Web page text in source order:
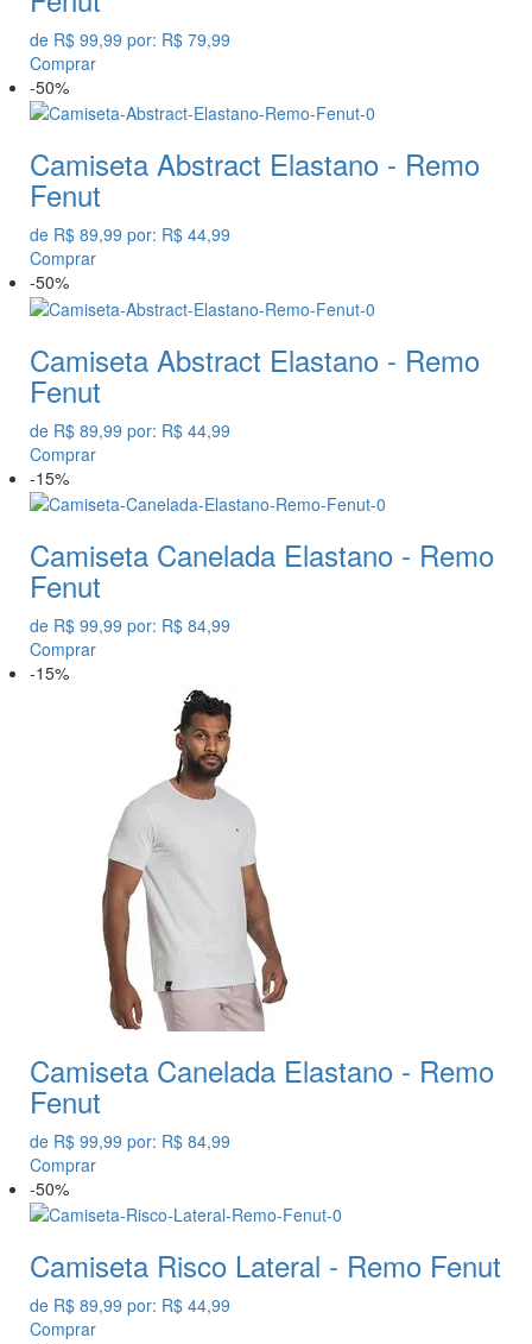
de R$ 99,99 por: R$ 79,99
Comprar
-50%
Camiseta Abstract Elastano - Remo
Fenut
de R$ 89,99 por: R$ 44,99
Comprar
-50%
Camiseta Abstract Elastano - Remo
Fenut
de R$ 89,99 por: R$ 44,99
Comprar
-15%
Camiseta Canelada Elastano - Remo
Fenut
de R$ 99,99 por: R$ 84,99
Comprar
-15%
Camiseta Canelada Elastano - Remo
Fenut
de R$ 99,99 por: R$ 84,99
Comprar
-50%
Camiseta Risco Lateral - Remo Fenut
de R$ 89,99 por: R$ 44,99
Comprar